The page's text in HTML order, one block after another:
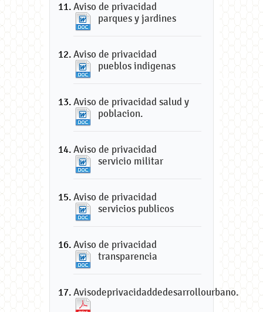
Aviso de privacidad
parques y jardines
Aviso de privacidad
pueblos indigenas
Aviso de privacidad salud y
poblacion.
Aviso de privacidad
servicio militar
Aviso de privacidad
servicios publicos
Aviso de privacidad
transparencia
Avisodeprivacidaddedesarrollourbano.